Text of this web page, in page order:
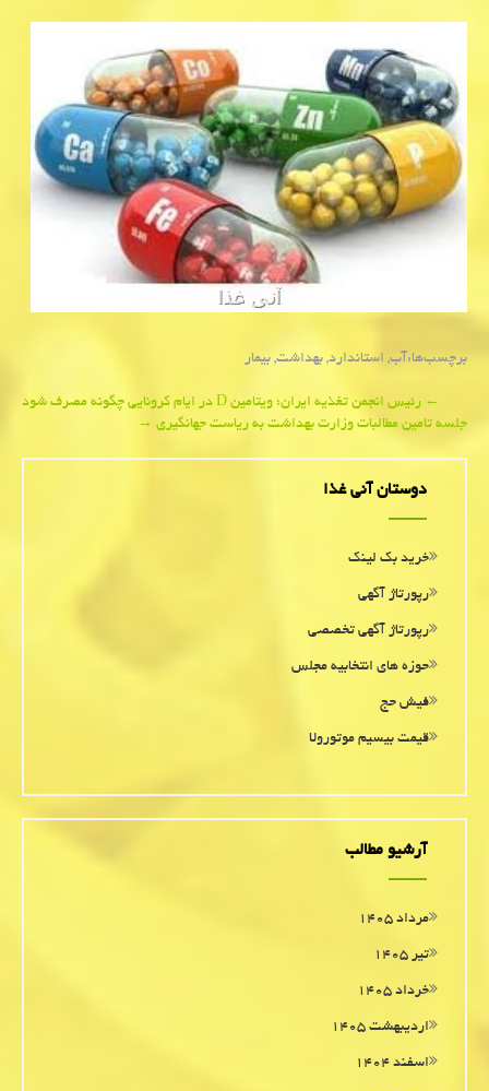
برچسب‌ها:آب,استاندارد,بهداشت,بیمار
Post
navigation
←رئیس انجمن تغذیه ایران؛ ویتامین D در ایام كرونایی چگونه مصرف شود
جلسه تامین مطالبات وزارت بهداشت به ریاست جهانگیری→
دوستان آنی غذا
خرید بک لینک
رپورتاژ آگهی
رپورتاژ آگهی تخصصی
حوزه های انتخابیه مجلس
فیش حج
قیمت بیسیم موتورولا
آرشیو مطالب
مرداد ۱۴۰۵
تیر ۱۴۰۵
خرداد ۱۴۰۵
اردیبهشت ۱۴۰۵
اسفند ۱۴۰۴